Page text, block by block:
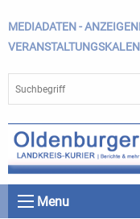
MEDIADATEN -
Menu